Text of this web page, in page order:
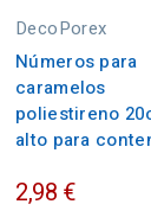
DecoPorex
Números para
caramelos
poliestireno
alto para
2,98 €